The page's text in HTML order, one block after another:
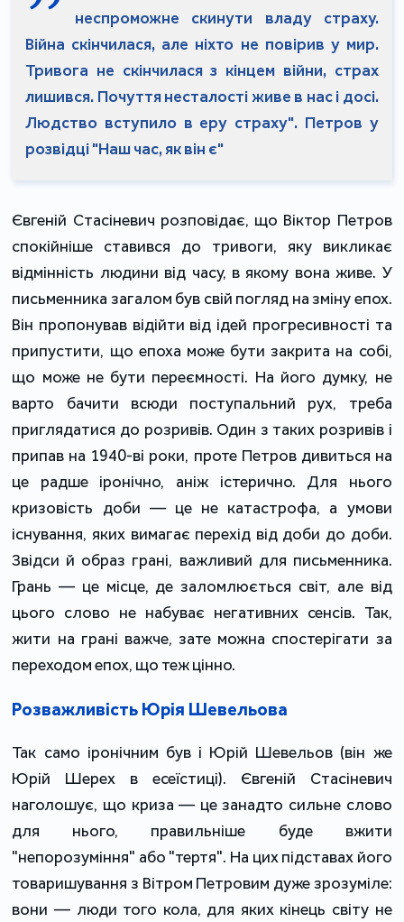
неспроможне скинути владу страху.
Війна скінчилася, але ніхто не повірив у мир.
Тривога не скінчилася з кінцем війни, страх
лишився. Почуття несталості живе в нас і досі.
Людство вступило в еру страху". Петров у
розвідці "Наш час, як він є"
Євгеній Стасіневич розповідає, що Віктор Петров
спокійніше ставився до тривоги, яку викликає
відмінність людини від часу, в якому вона живе. У
письменника загалом був свій погляд на зміну епох.
Він пропонував відійти від ідей прогресивності та
припустити, що епоха може бути закрита на собі,
що може не бути переємності. На його думку, не
варто бачити всюди поступальний рух, треба
приглядатися до розривів. Один з таких розривів і
припав на 1940-ві роки, проте Петров дивиться на
це радше іронічно, аніж істерично. Для нього
кризовість доби — це не катастрофа, а умови
існування, яких вимагає перехід від доби до доби.
Звідси й образ грані, важливий для письменника.
Грань — це місце, де заломлюється світ, але від
цього слово не набуває негативних сенсів. Так,
жити на грані важче, зате можна спостерігати за
переходом епох, що теж цінно.
Розважливість Юрія Шевельова
Так само іронічним був і Юрій Шевельов (він же
Юрій Шерех в есеїстиці). Євгеній Стасіневич
наголошує, що криза — це занадто сильне слово
для нього, правильніше буде вжити
"непорозуміння" або "тертя". На цих підставах його
товаришування з Вітром Петровим дуже зрозуміле:
вони — люди того кола, для яких кінець світу не